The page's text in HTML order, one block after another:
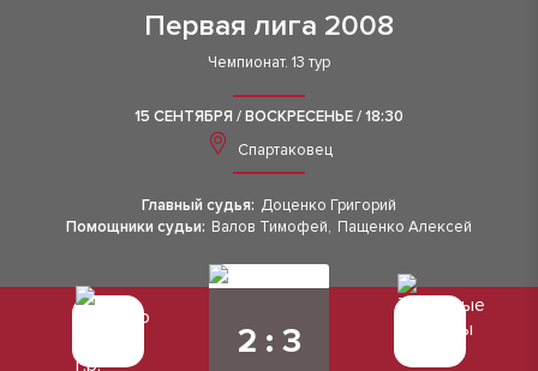
Первая лига 2008
Чемпионат. 13 тур
15 СЕНТЯБРЯ / ВОСКРЕСЕНЬЕ / 18:30
Спартаковец
Главный судья: Доценко Григорий
Помощники судьи: Валов Тимофей, Пащенко Алексей
2 : 3